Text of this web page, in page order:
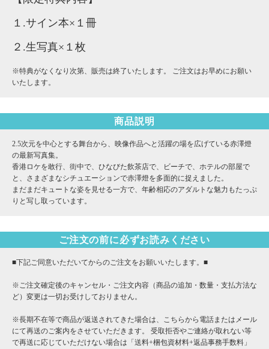
１.サイン本×１冊
２.生写真×１枚
※特典がなくなり次第、販売は終了いたします。 ご注文はお早めにお願い
いたします。
商品説明
2.5次元を中心とする舞台から、映像作品へと活躍の場を広げている赤澤燈
の最新写真集。
香港ロケを敢行、街中で、ひなびた飲茶店で、ビーチで、ホテルの部屋で
と、さまざまなシチュエーションで赤澤燈を多面的に捉えました。
まだまだキュートな姿を見せる一方で、年齢相応のアダルトな魅力もたっぷ
りと写し取っています。
ご注文の前に必ずお読みください
■下記ご同意いただいてからのご注文をお願いいたします。■
※ご注文確定後のキャンセル・ご注文内容（商品の追加・数量・支払方法な
ど）変更は一切お受けしておりません。
※長期不在等で商品が返送されてきた場合は、こちらから電話またはメール
にて再送のご案内をさせていただきます。 受取拒否やご連絡が取れない等
で再送に応じていただけない場合は「送料+梱包資材料+返品事務手数料」